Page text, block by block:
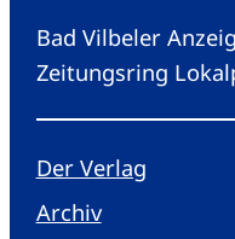
Bad Vilbeler
Zeitungsring
Der Verlag
Archiv